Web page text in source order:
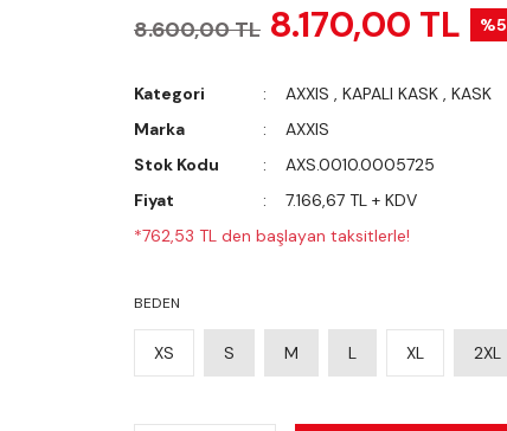
8.600,00 TL 8.170,00 TL %5
Kategori AXXIS , KAPALI KASK , KASK
Marka
AXXIS
Stok Kodu
AXS.0010.0005725
Fiyat
7.166,67 TL + KDV
*762,53 TL den başlayan taksitlerle!
BEDEN
XS S M L XL 2XL